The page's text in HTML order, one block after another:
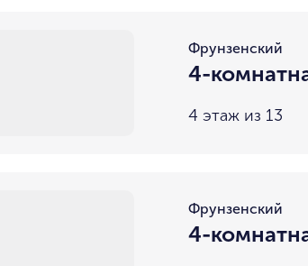
Фрунзенский
4-
4 этаж из 13
Фрунзенский
4-